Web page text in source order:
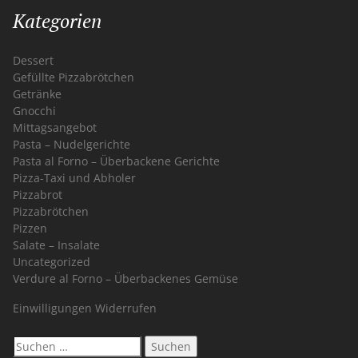
Kategorien
Dessert
Gefüllte Pizzabrötchen
Getränke
Gnocchi
Mittagsangebot
Pasta – Nudelgerichte
Pasta al Forno – Überbackene Gerichte
Pizza-Taxi und Abholer
Pizzabrot
Pizzabrötchen
Pizzen
Salate – Insalate
Uncategorized
Verdure al Forno – Überbackenes Gemüse
Einwilligungen Widerrufen
Suchen